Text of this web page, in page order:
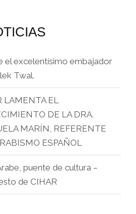
el excelentísimo embajador
Twal.
LAMENTA EL
DE LA DRA.
MARÍN, REFERENTE
ESPAÑOL
puente de cultura –
de CIHAR